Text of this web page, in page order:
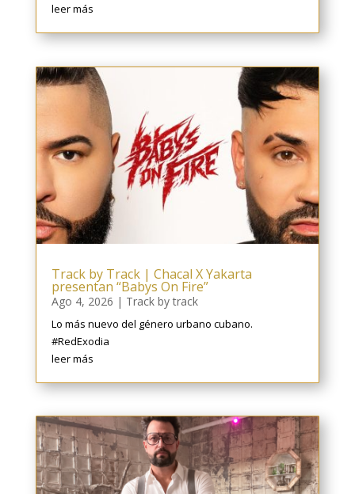
leer más
Track by Track | Chacal X Yakarta
presentan “Babys On Fire”
Ago 4, 2026 | Track by track
Lo más nuevo del género urbano cubano.
#RedExodia
leer más